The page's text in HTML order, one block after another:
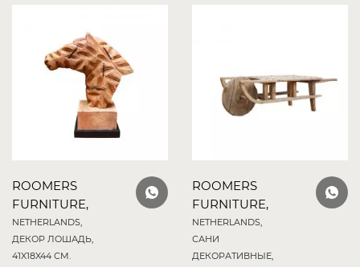
ROOMERS
FURNITURE,
NETHERLANDS,
ДЕКОР ЛОШАДЬ,
41X18X44 СМ.
ROOMERS
FURNITURE,
NETHERLANDS,
САНИ
ДЕКОРАТИВНЫЕ,